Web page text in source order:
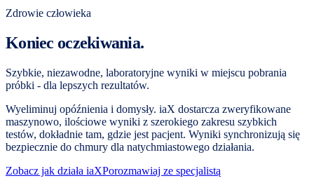
Zdrowie człowieka
Koniec oczekiwania.
Szybkie, niezawodne, laboratoryjne wyniki w miejscu pobrania
próbki - dla lepszych rezultatów.
Wyeliminuj opóźnienia i domysły. iaX dostarcza zweryfikowane
maszynowo, ilościowe wyniki z szerokiego zakresu szybkich
testów, dokładnie tam, gdzie jest pacjent. Wyniki synchronizują się
bezpiecznie do chmury dla natychmiastowego działania.
Zobacz jak działa iaXPorozmawiaj ze specjalistą